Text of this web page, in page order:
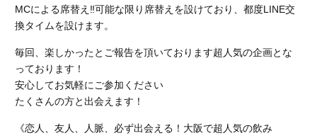
MCによる席替え‼︎可能な限り席替えを設けており、都度LINE交
換タイムを設けます。
毎回、楽しかったとご報告を頂いております超人気の企画とな
っております！
安心してお気軽にご参加ください
たくさんの方と出会えます！
《恋人、友人、人脈、必ず出会える！大阪で超人気の飲み